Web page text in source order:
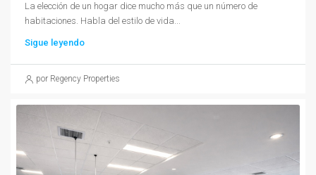
La elección de un hogar dice mucho más que un número de
habitaciones. Habla del estilo de vida...
Sigue leyendo
por Regency Properties